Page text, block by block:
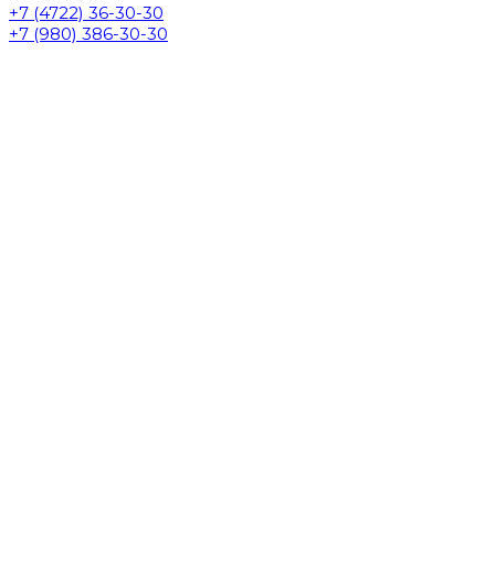
+7 (4722) 36-30-30
+7 (980) 386-30-30